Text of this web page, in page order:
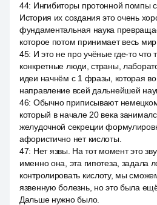
44: Ингибиторы протонной помпы
История их создания это очень
фундаментальная наука
которое потом принимает весь мир.
45: И это не про учёные где-то что
конкретные люди, страны,
идеи начнём с 1 фразы, которая
направление всей дальнейшей
46: Обычно приписывают
который в начале 20 века
желудочной секреции
афористично нет кислоты.
47: Нет язвы. На тот момент это
именно она, эта гипотеза, задала
контролировать кислоту, мы
язвенную болезнь, но это была
Дальше нужно было.